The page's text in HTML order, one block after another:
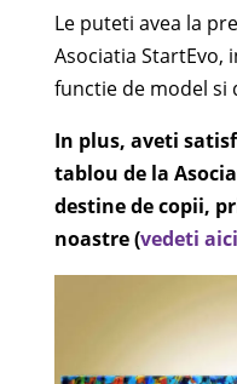
Le puteti avea la
Asociatia StartEvo,
functie de model si
In plus, aveti
tablou de la
destine de copii,
noastre (vedeti